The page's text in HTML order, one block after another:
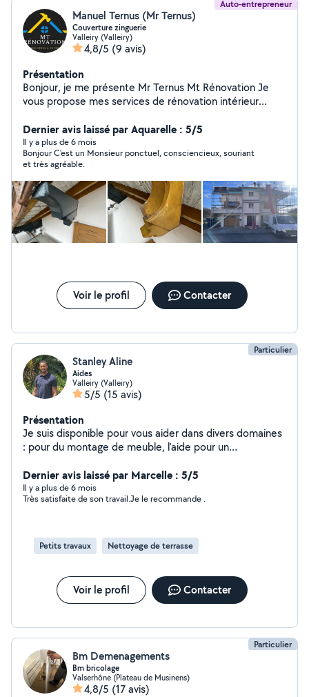
Auto-entrepreneur
Manuel Ternus (Mr Ternus)
Couverture zinguerie
Valleiry (Valleiry)
4,8/5 (9 avis)
Présentation
Bonjour, je me présente Mr Ternus Mt Rénovation Je
vous propose mes services de rénovation intérieur
toiture des Moussages, toiture hydrofuge Travaux de
toiture, étanchéité Ravalement de façade, peinture
intérieur extérieur, boiseries volets Habillage,
changement, réparation, planches de rive Ect Devis et
déplacement gratuit travaux soigné intervention rapide
Pour toute demande de travaux, n'hésitez pas à me
contacter MT rénovation Pour des rénovations, au-delà
de votre imagination
Dernier avis laissé par Aquarelle : 5/5
Il y a plus de 6 mois
Bonjour C'est un Monsieur ponctuel, consciencieux, souriant
et très agréable.
Voir le profil Contacter
Particulier
Stanley Aline
Aides
Valleiry (Valleiry)
5/5 (15 avis)
Présentation
Je suis disponible pour vous aider dans divers domaines
: pour du montage de meuble, l'aide pour un
contacter !
Dernier avis laissé par Marcelle : 5/5
Il y a plus de 6 mois
Très satisfaite de son travail.Je le recommande .
Petits travaux Nettoyage de terrasse
Voir le profil Contacter
Particulier
Bm Demenagements
Bm bricolage
Valserhône (Plateau de Musinens)
4,8/5 (17 avis)